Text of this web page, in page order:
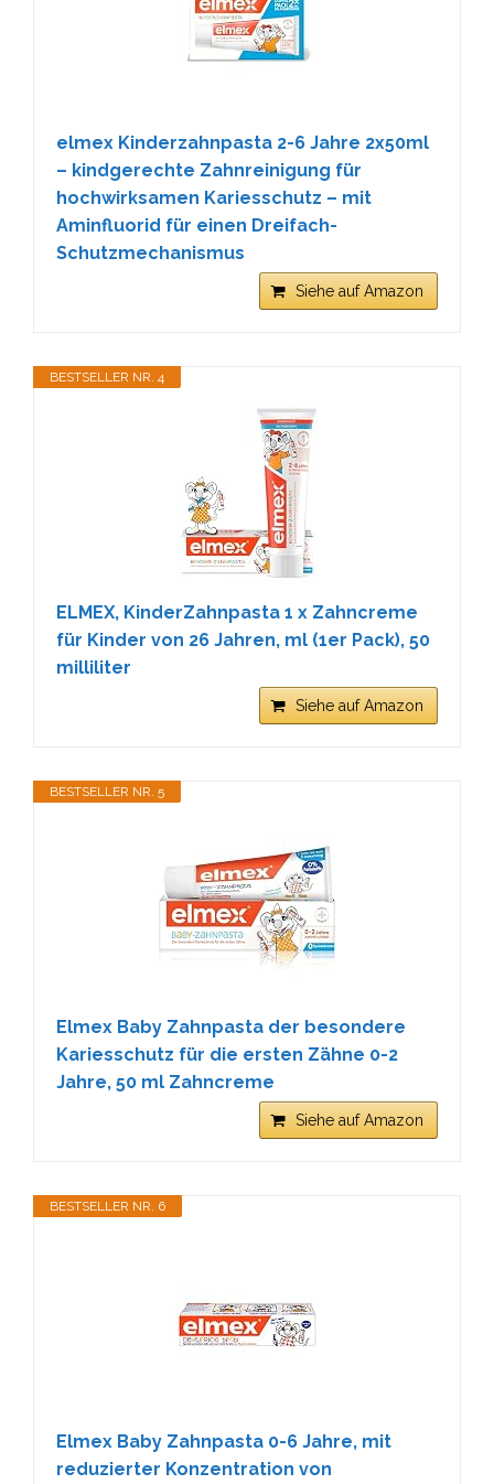
elmex Kinderzahnpasta 2-6 Jahre 2x50ml
– kindgerechte Zahnreinigung für
hochwirksamen Kariesschutz – mit
Aminfluorid für einen Dreifach-
Schutzmechanismus
Siehe auf Amazon
BESTSELLER NR. 4
ELMEX, KinderZahnpasta 1 x Zahncreme
für Kinder von 26 Jahren, ml (1er Pack), 50
milliliter
Siehe auf Amazon
BESTSELLER NR. 5
Elmex Baby Zahnpasta der besondere
Kariesschutz für die ersten Zähne 0-2
Jahre, 50 ml Zahncreme
Siehe auf Amazon
BESTSELLER NR. 6
Elmex Baby Zahnpasta 0-6 Jahre, mit
reduzierter Konzentration von